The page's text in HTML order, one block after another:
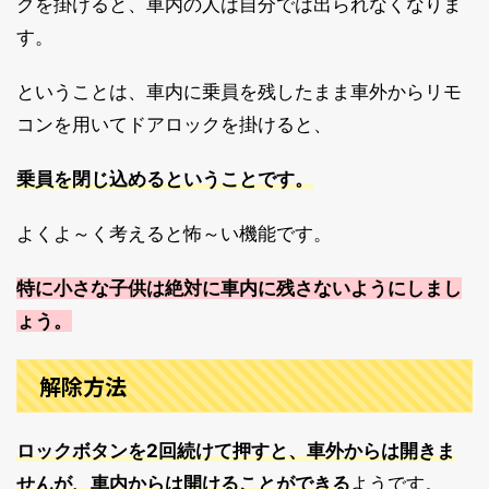
す。
ということは、車内に乗員を残したまま車外からリモ
コンを用いてドアロックを掛けると、
乗員を閉じ込めるということです。
よくよ～く考えると怖～い機能です。
特に小さな子供は絶対に車内に残さないようにしまし
ょう。
解除方法
ロックボタンを2回続けて押すと、車外からは開きま
せんが、車内からは開けることができるようです。